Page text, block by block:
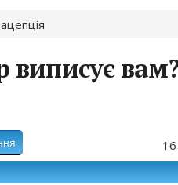
виписує